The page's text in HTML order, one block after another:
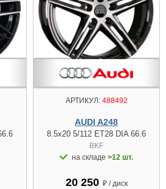
АРТИКУЛ:488492
AUDI A248
8.5x20 5/112 ET28 DIA 66.6
BKF
на складе >12 шт.
20 250 ₽ / диск